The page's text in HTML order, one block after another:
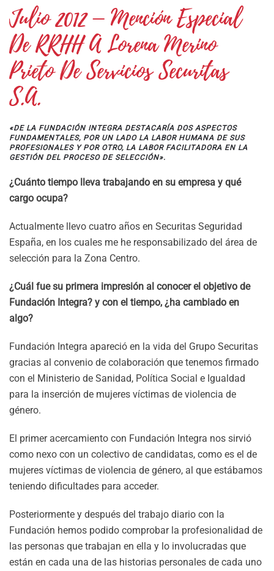
Julio 2012 – Mención Especial
De RRHH A Lorena Merino
Prieto De Servicios Securitas
S.A.
«DE LA FUNDACIÓN INTEGRA DESTACARÍA DOS ASPECTOS
FUNDAMENTALES, POR UN LADO LA LABOR HUMANA DE SUS
PROFESIONALES Y POR OTRO, LA LABOR FACILITADORA EN LA
GESTIÓN DEL PROCESO DE SELECCIÓN».
¿Cuánto tiempo lleva trabajando en su empresa y qué
cargo ocupa?
Actualmente llevo cuatro años en Securitas Seguridad
España, en los cuales me he responsabilizado del área de
selección para la Zona Centro.
¿Cuál fue su primera impresión al conocer el objetivo de
Fundación Integra? y con el tiempo, ¿ha cambiado en
algo?
Fundación Integra apareció en la vida del Grupo Securitas
gracias al convenio de colaboración que tenemos firmado
con el Ministerio de Sanidad, Política Social e Igualdad
para la inserción de mujeres víctimas de violencia de
género.
El primer acercamiento con Fundación Integra nos sirvió
como nexo con un colectivo de candidatas, como es el de
mujeres víctimas de violencia de género, al que estábamos
teniendo dificultades para acceder.
Posteriormente y después del trabajo diario con la
Fundación hemos podido comprobar la profesionalidad de
las personas que trabajan en ella y lo involucradas que
están en cada una de las historias personales de cada uno